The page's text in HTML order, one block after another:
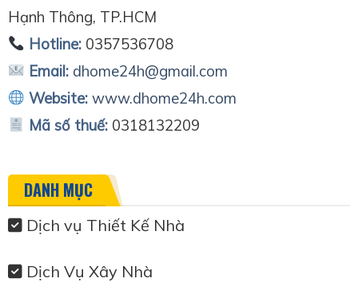
Hạnh Thông, TP.HCM
Hotline:0357536708
Email: dhome24h@gmail.com
Website: www.dhome24h.com
Mã số thuế: 0318132209
DANH MỤC
Dịch vụ Thiết Kế Nhà
Dịch Vụ Xây Nhà